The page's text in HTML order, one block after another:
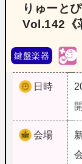
りゅーと
Vol.142《
鍵盤楽器
日時
会場